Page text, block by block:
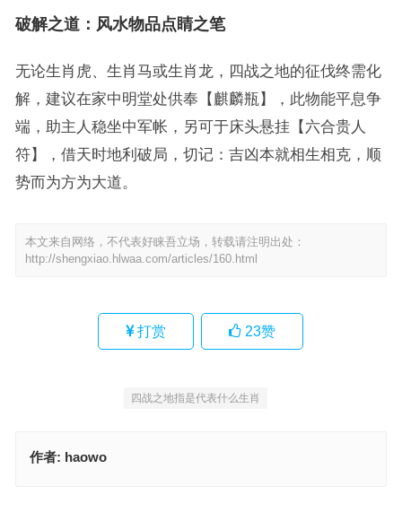
破解之道：风水物品点睛之笔
无论生肖虎、生肖马或生肖龙，四战之地的征伐终需化
解，建议在家中明堂处供奉【麒麟瓶】，此物能平息争
端，助主人稳坐中军帐，另可于床头悬挂【六合贵人
符】，借天时地利破局，切记：吉凶本就相生相克，顺
势而为方为大道。
本文来自网络，不代表好睐吾立场，转载请注明出处：
http://shengxiao.hlwaa.com/articles/160.html
打赏 23赞
四战之地指是代表什么生肖
作者: haowo